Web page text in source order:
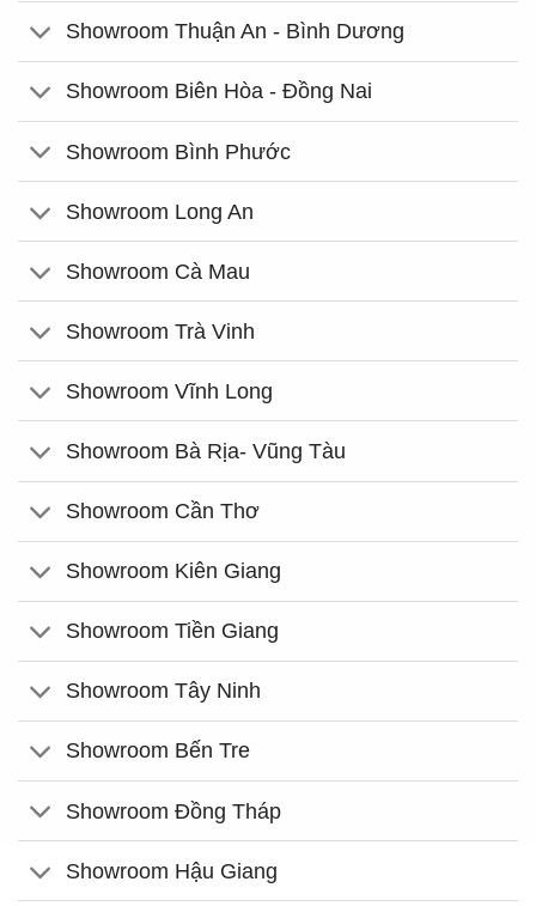
Showroom Thuận An - Bình Dương
Showroom Biên Hòa - Đồng Nai
Showroom Bình Phước
Showroom Long An
Showroom Cà Mau
Showroom Trà Vinh
Showroom Vĩnh Long
Showroom Bà Rịa- Vũng Tàu
Showroom Cần Thơ
Showroom Kiên Giang
Showroom Tiền Giang
Showroom Tây Ninh
Showroom Bến Tre
Showroom Đồng Tháp
Showroom Hậu Giang